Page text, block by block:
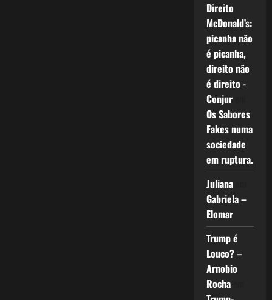
Direito
McDonald’s:
picanha não
é picanha,
direito não
é direito -
Conjurem
Os Sabores
Fakes numa
sociedade
em ruptura.
Julianaem
Gabriela –
Elomar
Trump é
Louco? –
Arnobio
Rochaem